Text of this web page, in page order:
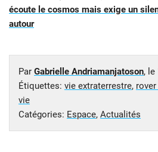
écoute le cosmos mais exige un
autour
Par Gabrielle Andriamanjatoson, le
Étiquettes: vie extraterrestre,
vie
Catégories: Espace, Actualités